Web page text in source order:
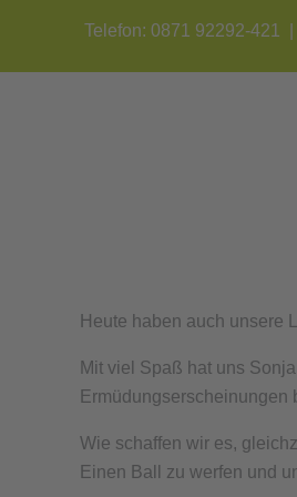
springen
Telefon: 0871 92292-421
Heute haben auch unsere
Mit viel Spaß hat uns
Wie schaffen wir es,
Einen Ball zu werfen und